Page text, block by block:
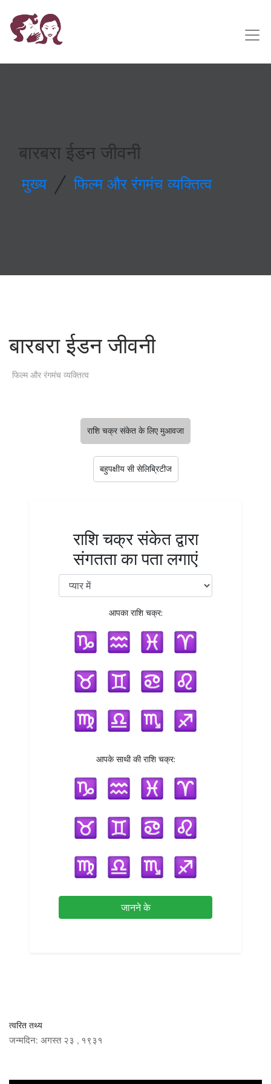
बारबरा ईडन जीवनी
मुख्य / फिल्म और रंगमंच व्यक्तित्व
बारबरा ईडन जीवनी
फिल्म और रंगमंच व्यक्तित्व
राशि चक्र संकेत के लिए मुआवजा
बहुपक्षीय सी सेलिब्रिटीज
राशि चक्र संकेत द्वारा
संगतता का पता लगाएं
आपका राशि चक्र:
आपके साथी की राशि चक्र:
जानने के
त्वरित तथ्य
जन्मदिन: अगस्त २३ , १९३१